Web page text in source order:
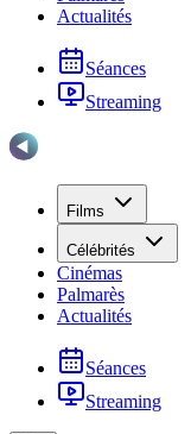
Actualités
Séances
Streaming
Films
Célébrités
Cinémas
Palmarès
Actualités
Séances
Streaming